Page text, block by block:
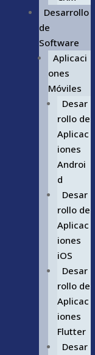
Desarrollo
de
Software
Aplicaci
ones
Móviles
Desar
rollo de
Aplicac
iones
Androi
d
Desar
rollo de
Aplicac
iones
iOS
Desar
rollo de
Aplicac
iones
Flutter
Desar